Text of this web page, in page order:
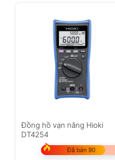
Đồng hồ vạn năng Hioki
DT4254
Đã bán 90